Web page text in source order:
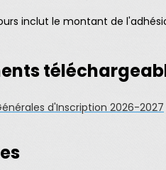
inclut le montant de
d'Inscription 2026-2027